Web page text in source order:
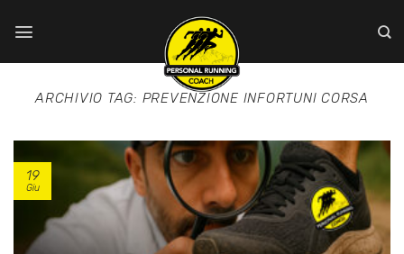
ARCHIVIO TAG: PREVENZIONE INFORTUNI CORSA
19
Giu